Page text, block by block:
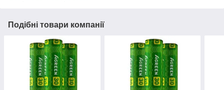
Подібні товари компанії